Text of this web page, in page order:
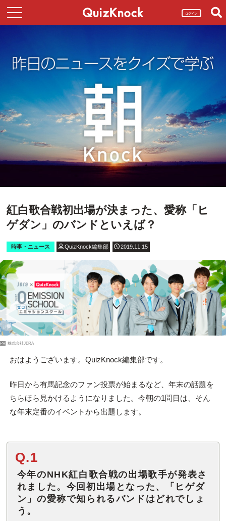
ログイン
紅白歌合戦初出場が決まった、愛称「ヒ
ゲダン」のバンドといえば？
時事・ニュース QuizKnock編集部 2019.11.15
PR 株式会社JERA
おはようございます。QuizKnock編集部です。
昨日から有馬記念のファン投票が始まるなど、年末の話題を
ちらほら見かけるようになりました。今朝の1問目は、そん
な年末定番のイベントから出題します。
Q.1
今年のNHK紅白歌合戦の出場歌手が発表さ
れました。今回初出場となった、「ヒゲダ
ン」の愛称で知られるバンドはどれでしょ
う。